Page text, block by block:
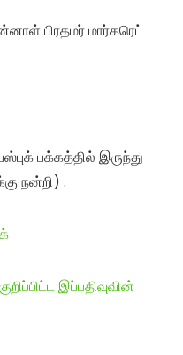
பிரதமர் மார்கரெட்
பக்கத்தில் இருந்து
நன்றி) .
இப்பதிவுவின்